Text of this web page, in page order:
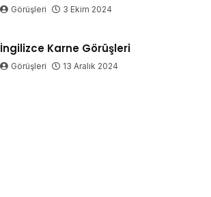
Görüşleri 3 Ekim 2024
İngilizce Karne Görüşleri
Görüşleri 13 Aralık 2024